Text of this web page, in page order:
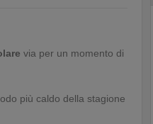
via per un momento di
più caldo della stagione